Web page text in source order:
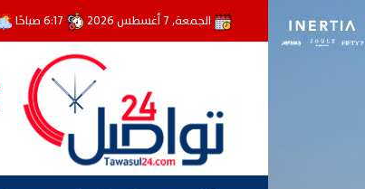
الجمعة, 7 أغسطس 2026